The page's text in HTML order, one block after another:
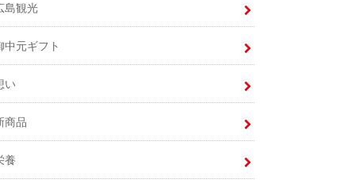
島観光
中元ギフト
い
商品
養